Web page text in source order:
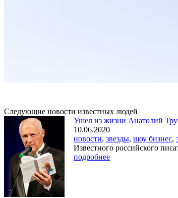
Следующие новости известных людей
Ушел из жизни Анатолий
10.06.2020
новости, звезды, шоу бизнес,
Известного российского
подробнее